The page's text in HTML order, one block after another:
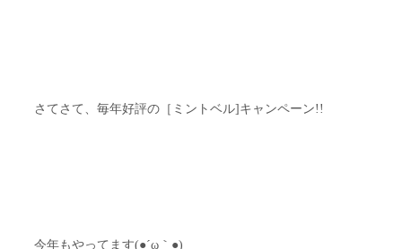
さてさて、毎年好評の［ミントベル]キャンペーン!!
今年もやってます(●´ω｀●)